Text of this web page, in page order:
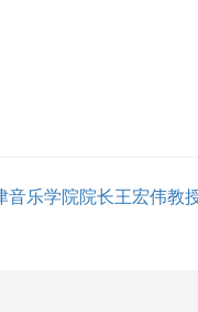
音乐学院院长王宏伟教